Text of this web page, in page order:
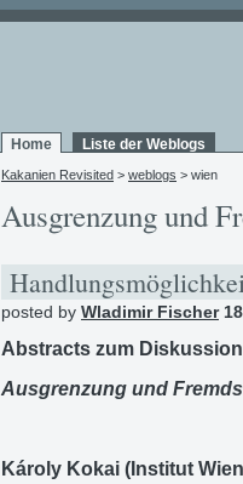
Home Liste der Weblogs
Kakanien Revisited > weblogs > wien
Ausgrenzung und
posted by Wladimir Fischer
Abstracts zum
Ausgrenzung und
Károly Kokai (Institut